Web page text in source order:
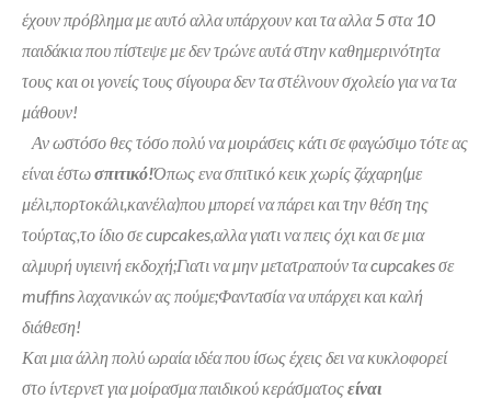
έχουν πρόβλημα με αυτό αλλα υπάρχουν και τα αλλα 5 στα 10
παιδάκια που πίστεψε με δεν τρώνε αυτά στην καθημερινότητα
τους και οι γονείς τους σίγουρα δεν τα στέλνουν σχολείο για να τα
μάθουν!
Αν ωστόσο θες τόσο πολύ να μοιράσεις κάτι σε φαγώσιμο τότε ας
είναι έστωσπιτικό!Όπως ενα σπιτικό κεικ χωρίς ζάχαρη(με
μέλι,πορτοκάλι,κανέλα)που μπορεί να πάρει και την θέση της
τούρτας,το ίδιο σε cupcakes,αλλα γιατι να πεις όχι και σε μια
αλμυρή υγιεινή εκδοχή;Γιατι να μην μετατραπούν τα cupcakes σε
muffins λαχανικών ας πούμε;Φαντασία να υπάρχει και καλή
διάθεση!
Και μια άλλη πολύ ωραία ιδέα που ίσως έχεις δει να κυκλοφορεί
στο ίντερνετ για μοίρασμα παιδικού κεράσματοςείναι